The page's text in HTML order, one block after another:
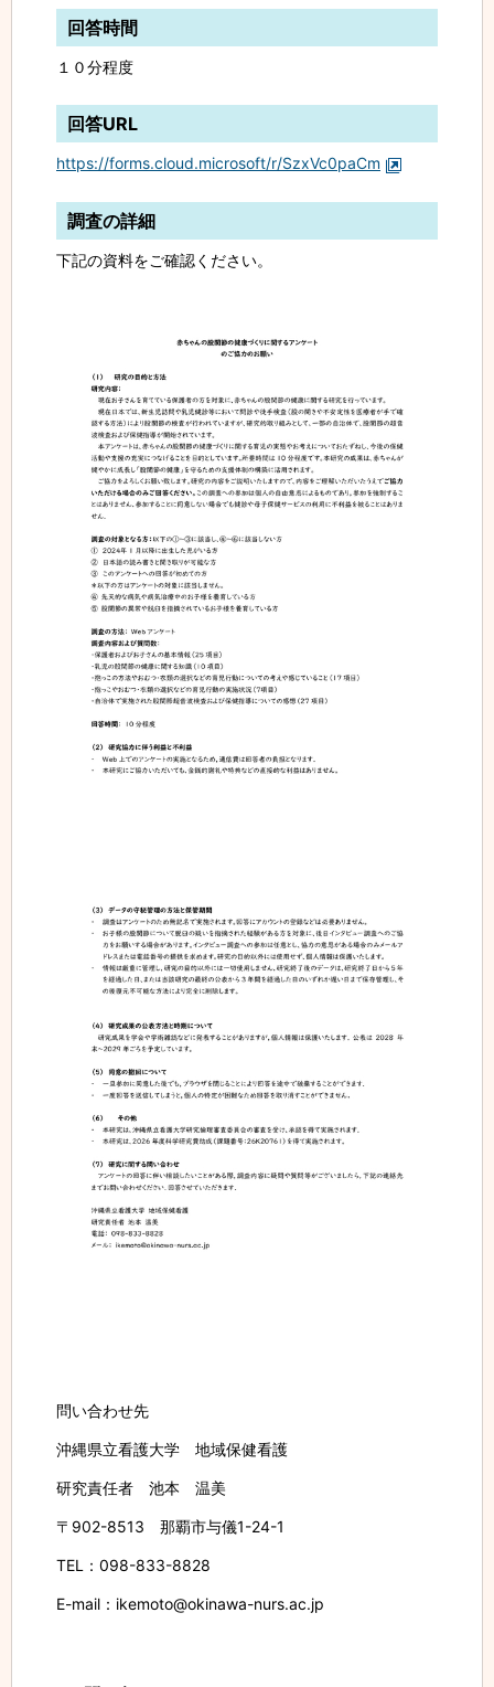
回答時間
１０分程度
回答URL
https://forms.cloud.microsoft/r/SzxVc0paCm
調査の詳細
下記の資料をご確認ください。
問い合わせ先
沖縄県立看護大学 地域保健看護
研究責任者 池本 温美
〒902-8513 那覇市与儀1-24-1
TEL：098-833-8828
E-mail：ikemoto@okinawa-nurs.ac.jp